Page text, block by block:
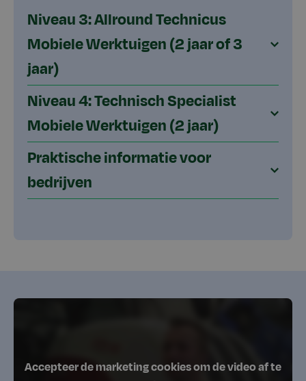
Niveau 3: Allround Technicus
Mobiele Werktuigen (2 jaar of 3
jaar)
Niveau 4: Technisch Specialist
Mobiele Werktuigen (2 jaar)
Praktische informatie voor
bedrijven